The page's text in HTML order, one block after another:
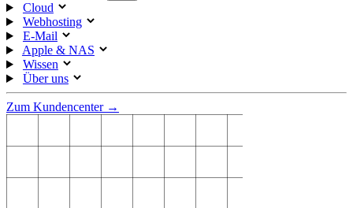
Cloud
Webhosting
E-Mail
Apple & NAS
Wissen
Über uns
Zum Kundencenter →